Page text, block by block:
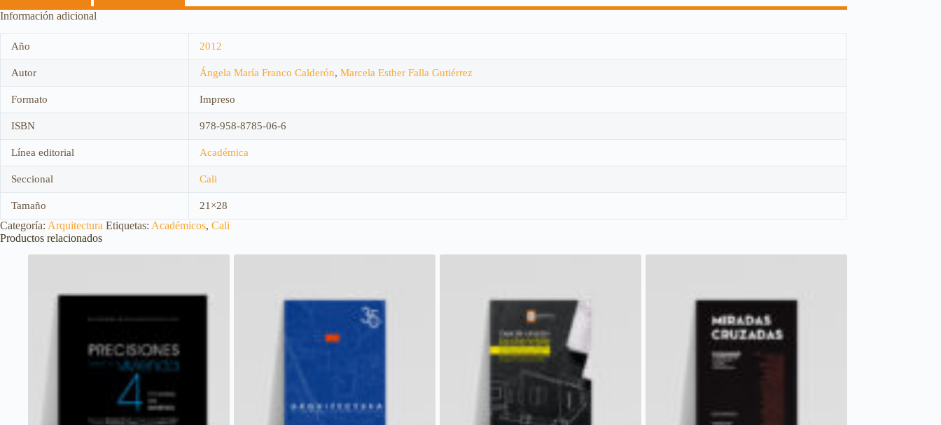
Información adicional
Año 2012
Autor Ángela María Franco Calderón, Marcela Esther Falla Gutiérrez
Formato Impreso
ISBN 978-958-8785-06-6
Línea editorial Académica
Seccional Cali
Tamaño 21×28
Categoría: Arquitectura Etiquetas: Académicos, Cali
Productos relacionados